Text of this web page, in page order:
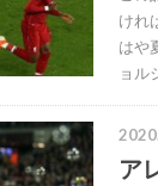
けれ
はや
ョル
ア